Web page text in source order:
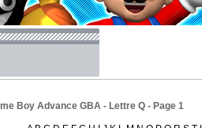
Boy Advance GBA - Lettre Q - Page 1